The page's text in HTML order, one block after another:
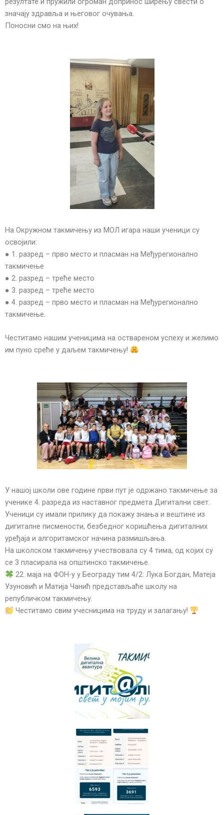
значају здравља и његовог очувања.
Поносни смо на њих!
На Окружном такмичењу из МОЛ игара наши ученици су
освојили:
● 1. разред – прво место и пласман на Међурегионално
такмичење
● 2. разред – треће место
● 3. разред – треће место
● 4. разред – прво место и пласман на Међурегионално
такмичење.
Честитамо нашим ученицима на оствареном успеху и желимо
им пуно среће у даљем такмичењу!
У нашој школи ове године први пут је одржано такмичење за
ученике 4. разреда из наставног предмета Дигитални свет.
Ученици су имали прилику да покажу знања и вештине из
дигиталне писмености, безбедног коришћења дигиталних
уређаја и алгоритамског начина размишљања.
На школском такмичењу учествовала су 4 тима, од којих су
се 3 пласирала на општинско такмичење.
22. маја на ФОН-у у Београду тим 4/2: Лука Богдан, Матеја
Узуновић и Матија Чанић представљаће школу на
републичком такмичењу.
Честитамо свим учесницима на труду и залагању!